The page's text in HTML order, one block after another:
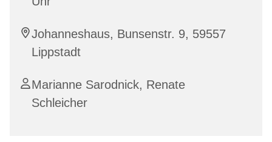
Johanneshaus, Bunsenstr. 9, 59557
Lippstadt
Marianne Sarodnick, Renate
Schleicher